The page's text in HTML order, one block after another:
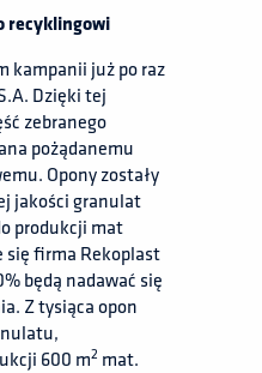
recyklingowi
kampanii już po raz
Dzięki tej
zebranego
pożądanemu
Opony zostały
jakości granulat
produkcji mat
się firma Rekoplast
będą nadawać się
Z tysiąca opon
600 m2 mat.